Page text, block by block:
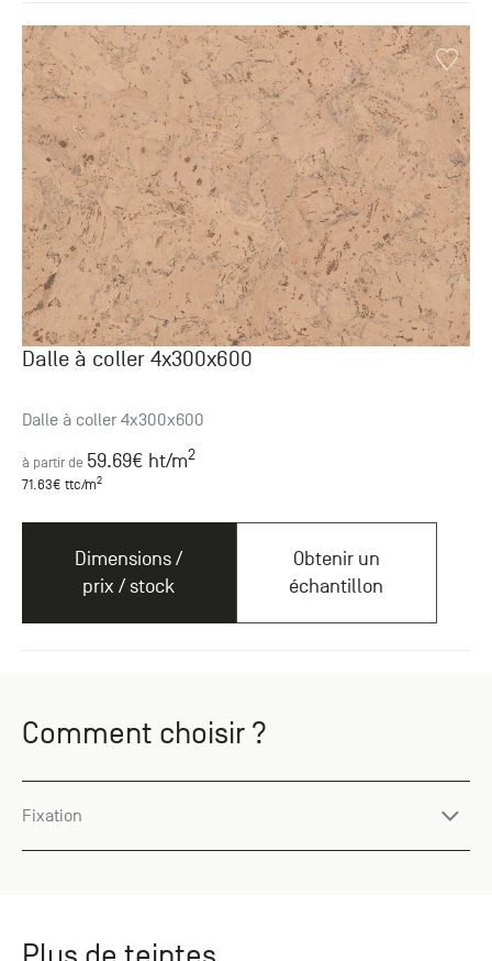
Dalle à coller 4x300x600
Dalle à coller 4x300x600
à partir de 59.69€ ht/m2
71.63€ ttc/m2
Dimensions /
prix / stock
Obtenir un
échantillon
Comment choisir ?
Fixation